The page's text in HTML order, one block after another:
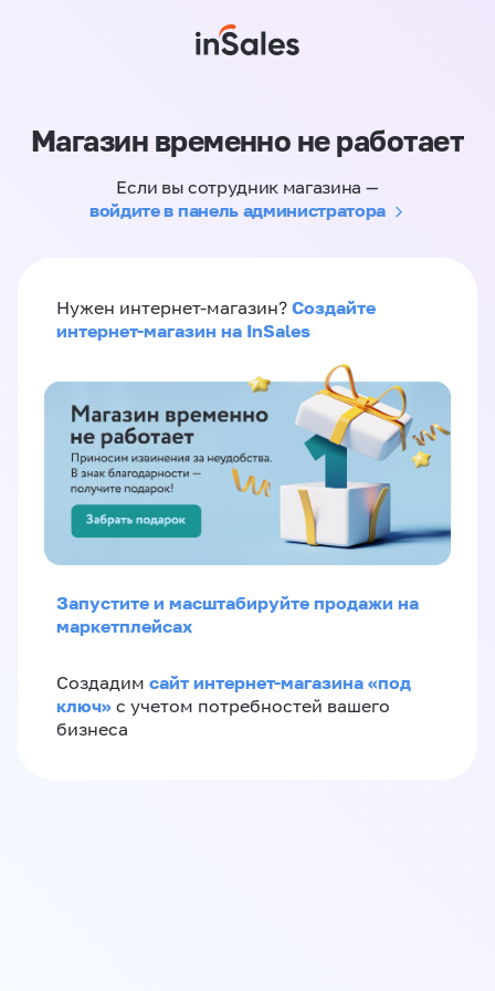
Магазин временно не работает
Если вы сотрудник магазина —
войдите в панель администратора
Нужен интернет-магазин? Создайте
интернет-магазин на InSales
Запустите и масштабируйте продажи на
маркетплейсах
Создадим сайт интернет-магазина «под
ключ» с учетом потребностей вашего
бизнеса